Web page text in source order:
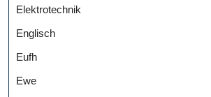
Elektrotechnik
Englisch
Eufh
Ewe